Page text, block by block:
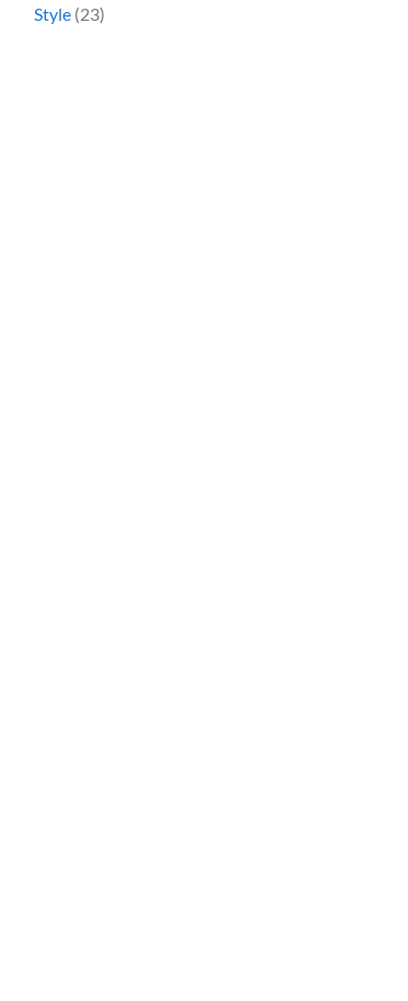
Style (23)